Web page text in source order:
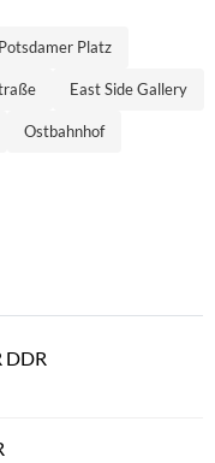
Potsdamer Platz
East Side Gallery
Ostbahnhof
DDR